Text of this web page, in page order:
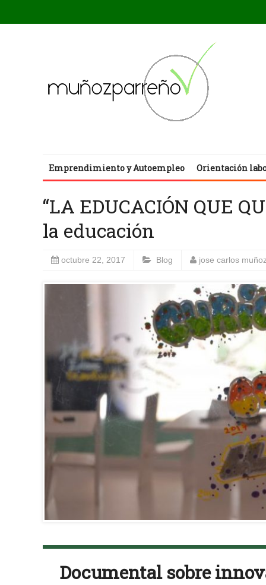
Emprendimiento y Autoempleo Orientación
“LA EDUCACIÓN QUE
la educación
octubre 22, 2017 Blog jose carlos
Documental sobre